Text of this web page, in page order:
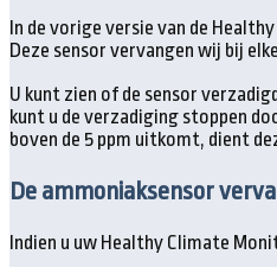
In de vorige versie van de
Deze sensor vervangen wij bij
U kunt zien of de sensor
kunt u de verzadiging stoppen
boven de 5 ppm uitkomt, dient
De ammoniaksensor
Indien u uw Healthy Climate